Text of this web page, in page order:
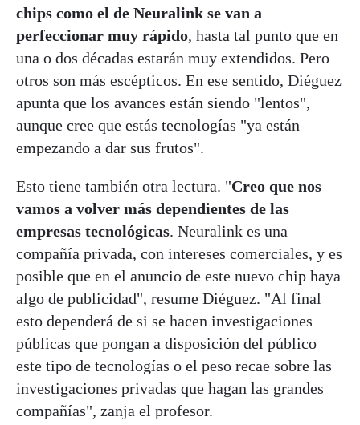
chips como el de Neuralink se van a
perfeccionar muy rápido, hasta tal punto que en
una o dos décadas estarán muy extendidos. Pero
otros son más escépticos. En ese sentido, Diéguez
apunta que los avances están siendo "lentos",
aunque cree que estás tecnologías "ya están
empezando a dar sus frutos".
Esto tiene también otra lectura. "Creo que nos
vamos a volver más dependientes de las
empresas tecnológicas. Neuralink es una
compañía privada, con intereses comerciales, y es
posible que en el anuncio de este nuevo chip haya
algo de publicidad", resume Diéguez. "Al final
esto dependerá de si se hacen investigaciones
públicas que pongan a disposición del público
este tipo de tecnologías o el peso recae sobre las
investigaciones privadas que hagan las grandes
compañías", zanja el profesor.